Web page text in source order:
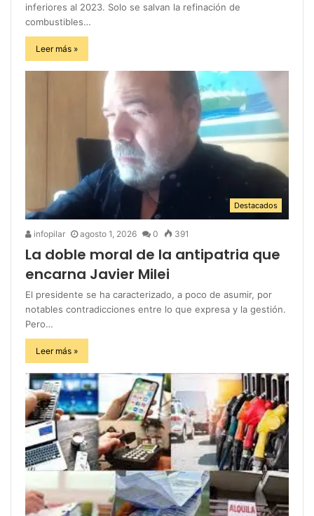
inferiores al 2023. Solo se salvan la refinación de
combustibles…
Leer más »
Destacados
infopilar agosto 1, 2026 0 391
La doble moral de la antipatria que
encarna Javier Milei
El presidente se ha caracterizado, a poco de asumir, por
notables contradicciones entre lo que expresa y la gestión.
Pero…
Leer más »